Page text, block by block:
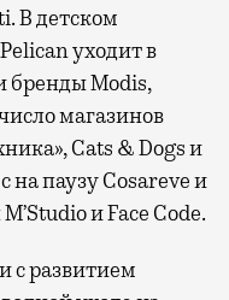
В детском
уходит в
бренды Modis,
магазинов
Cats & Dogs и
на паузу Cosareve и
и Face Code.
с развитием